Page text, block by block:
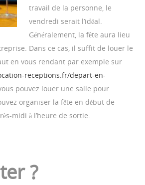
travail de la personne, le
vendredi serait l’idéal.
Généralement, la fête aura lieu
Dans ce cas, il suffit de louer le
en vous rendant par exemple sur
receptions.fr/depart-en-
pouvez louer une salle pour
organiser la fête en début de
midi à l’heure de sortie.
?